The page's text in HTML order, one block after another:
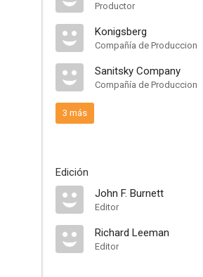
Productor
Konigsberg
Compañía de Produccion
Sanitsky Company
Compañía de Produccion
3 más
Edición
John F. Burnett
Editor
Richard Leeman
Editor